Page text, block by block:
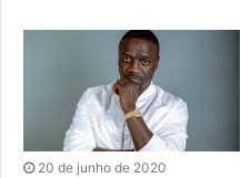
20 de junho de 2020